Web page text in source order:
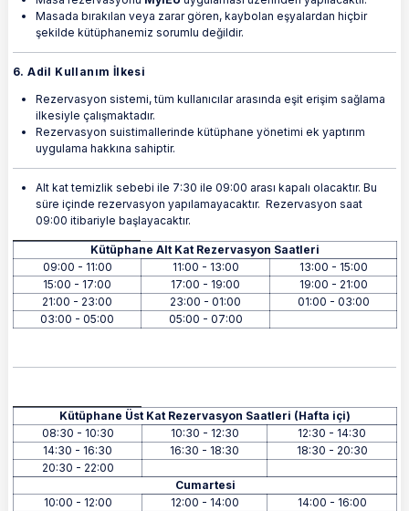
Masada bırakılan veya zarar gören, kaybolan eşyalardan hiçbir
şekilde kütüphanemiz sorumlu değildir.
6. Adil Kullanım İlkesi
Rezervasyon sistemi, tüm kullanıcılar arasında eşit erişim sağlama
ilkesiyle çalışmaktadır.
Rezervasyon suistimallerinde kütüphane yönetimi ek yaptırım
uygulama hakkına sahiptir.
Alt kat temizlik sebebi ile 7:30 ile 09:00 arası kapalı olacaktır. Bu
süre içinde rezervasyon yapılamayacaktır. Rezervasyon saat
09:00 itibariyle başlayacaktır.
Kütüphane Alt Kat Rezervasyon Saatleri
Kütüphane Alt Kat Rezervasyon Saatleri
09:00 - 11:00
11:00 - 13:00
13:00 - 15:00
15:00 - 17:00
17:00 - 19:00
19:00 - 21:00
21:00 - 23:00
23:00 - 01:00
01:00 - 03:00
03:00 - 05:00
05:00 - 07:00
Kütüphane Üst Kat Rezervasyon Saatleri (Hafta içi)
Kütüphane Üst Kat Rezervasyon Saatleri (Hafta içi)
08:30 - 10:30
10:30 - 12:30
12:30 - 14:30
14:30 - 16:30
16:30 - 18:30
18:30 - 20:30
20:30 - 22:00
Cumartesi
10:00 - 12:00
12:00 - 14:00
14:00 - 16:00